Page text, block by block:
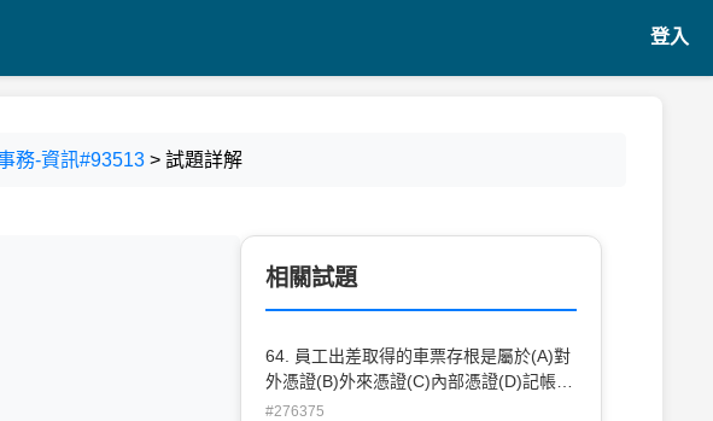
登入
務-資訊#93513 > 試題詳解
相關試題
64. 員工出差取得的車票存根是屬於(A)對
外憑證(B)外來憑證(C)內部憑證(D)記帳憑
證。
#276375